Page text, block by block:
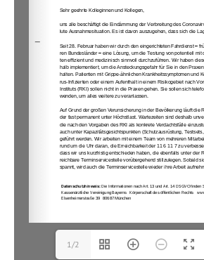
1/2